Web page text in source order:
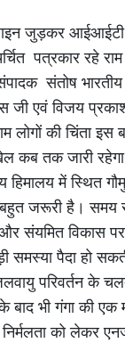
जुड़कर आईआईटी
पत्रकार रहे राम
संतोष
जी एवं विजय
लोगों की चिंता इस
कब तक जारी
हिमालय में स्थित
जरूरी है। समय
संयमित विकास
समस्या पैदा हो
परिवर्तन के
भी गंगा की एक
निर्मलता को लेकर